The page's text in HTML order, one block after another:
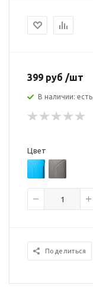
399 руб /шт
В наличии: есть
Цвет
Поделиться